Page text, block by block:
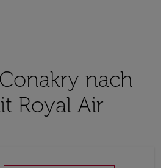
nach
Royal Air